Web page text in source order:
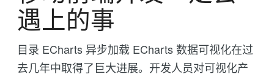
遇上的事
目录 ECharts 异步加载 ECharts 数据可视化在过
去几年中取得了巨大进展。开发人员对可视化产